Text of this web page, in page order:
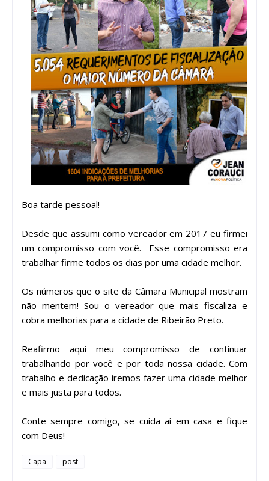
Boa tarde pessoal!
Desde que assumi como vereador em 2017 eu firmei
um compromisso com você. Esse compromisso era
trabalhar firme todos os dias por uma cidade melhor.
Os números que o site da Câmara Municipal mostram
não mentem! Sou o vereador que mais fiscaliza e
cobra melhorias para a cidade de Ribeirão Preto.
Reafirmo aqui meu compromisso de continuar
trabalhando por você e por toda nossa cidade. Com
trabalho e dedicação iremos fazer uma cidade melhor
e mais justa para todos.
Conte sempre comigo, se cuida aí em casa e fique
com Deus!
Capa post